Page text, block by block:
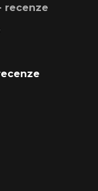
recenze